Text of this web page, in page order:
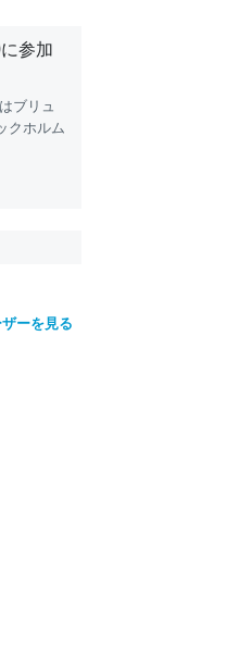
参加
はブリュ
クホルム
ーを見る